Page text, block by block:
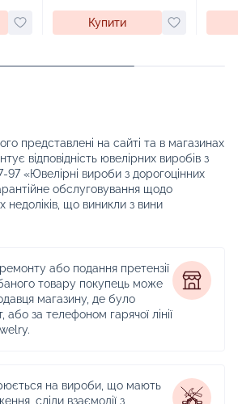
Купити
представлені на сайті та в магазинах
відповідність ювелірних виробів з
«Ювелірні вироби з дорогоцінних
обслуговування щодо
недоліків, що виникли з вини
або подання претензії
товару покупець може
магазину, де було
за телефоном гарячої лінії
на вироби, що мають
сліди взаємодії з